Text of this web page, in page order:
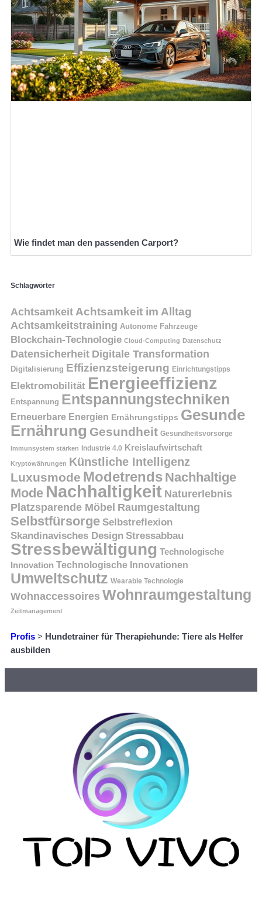
Wie findet man den passenden Carport?
Schlagwörter
Achtsamkeit Achtsamkeit im Alltag
Achtsamkeitstraining Autonome Fahrzeuge
Blockchain-Technologie Cloud-Computing Datenschutz
Datensicherheit Digitale Transformation
Digitalisierung Effizienzsteigerung Einrichtungstipps
Elektromobilität Energieeffizienz
Entspannung Entspannungstechniken
Erneuerbare Energien Ernährungstipps Gesunde
Ernährung Gesundheit Gesundheitsvorsorge
Immunsystem stärken Industrie 4.0 Kreislaufwirtschaft
Kryptowährungen Künstliche Intelligenz
Luxusmode Modetrends Nachhaltige
Mode Nachhaltigkeit Naturerlebnis
Platzsparende Möbel Raumgestaltung
Selbstfürsorge Selbstreflexion
Skandinavisches Design Stressabbau
Stressbewältigung Technologische
Innovation Technologische Innovationen
Umweltschutz Wearable Technologie
Wohnaccessoires Wohnraumgestaltung
Zeitmanagement
Profis > Hundetrainer für Therapiehunde: Tiere als Helfer
ausbilden